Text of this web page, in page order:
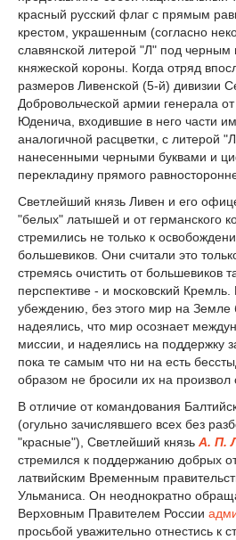
красный русский флаг с прямым
крестом, украшенным (согласно
славянской литерой "Л" под черным
княжеской короны. Когда отряд
размеров Ливенской (5-й) дивизии
Добровольческой армии генерала
Юденича, входившие в него части
аналогичной расцветки, с литерой
нанесенными черными буквами и
перекладину прямого
Светлейший князь Ливен и его
"белых" латышей и от германского
стремились не только к
большевиков. Они считали это
стремясь очистить от большевиков
перспективе - и московский
убеждению, без этого мир на
надеялись, что мир осознает
миссии, и надеялись на поддержку
пока те самым что ни на есть
образом не бросили их на произвол
В отличие от командования
(огульно зачислявшего всех без
"красные"), Светлейший князь А. П.
стремился к поддержанию добрых
латвийским Временным
Ульманиса. Он неоднократно
Верховным Правителем России
просьбой уважительно отнестись к